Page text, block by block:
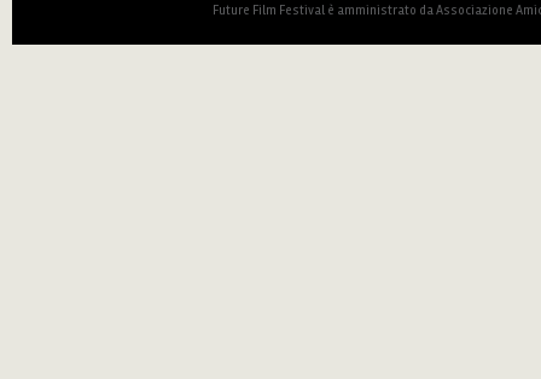
Future Film Festival è amministrato da Associazione